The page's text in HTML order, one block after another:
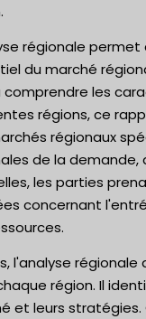
régionale
du marché
comprendre les
régions, ce
régionaux
de la
les parties
concernant
l'analyse
région. Il
et leurs